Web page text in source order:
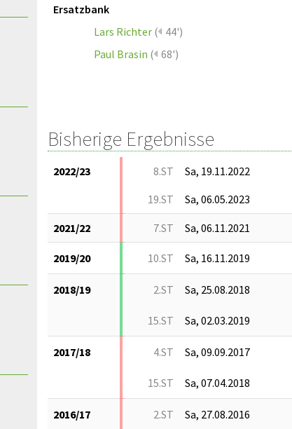
Ersatzbank
Lars Richter ( 44')
Paul Brasin ( 68')
Bisherige Ergebnisse
2022/23 8.ST Sa, 19.11.2022
19.ST
Sa, 06.05.2023
2021/22 7.ST Sa, 06.11.2021
2019/20 10.ST Sa, 16.11.2019
2018/19 2.ST Sa, 25.08.2018
15.ST Sa, 02.03.2019
2017/18 4.ST Sa, 09.09.2017
15.ST Sa, 07.04.2018
2016/17 2.ST Sa, 27.08.2016